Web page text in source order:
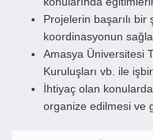
Projelerin başarılı
koordinasyonun
Amasya Üniversitesi
Kuruluşları vb. ile
İhtiyaç olan
organize edilmesi ve